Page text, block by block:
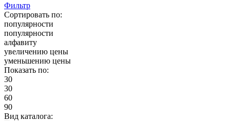
Фильтр
Сортировать по:
популярности
популярности
алфавиту
увеличению цены
уменьшению цены
Показать по:
30
30
60
90
Вид каталога: